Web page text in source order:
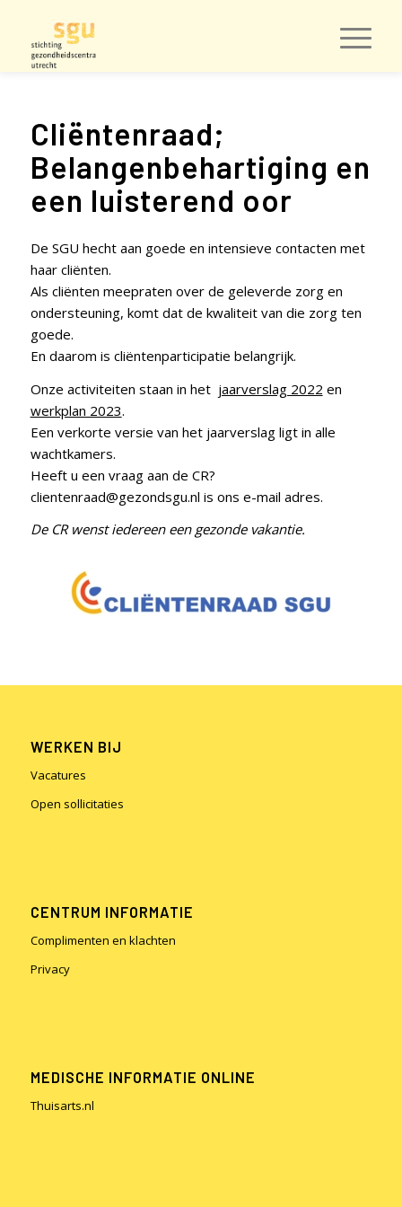
Cliëntenraad;
Belangenbehartiging en
een luisterend oor
De SGU hecht aan goede en intensieve contacten met
haar cliënten.
Als cliënten meepraten over de geleverde zorg en
ondersteuning, komt dat de kwaliteit van die zorg ten
goede.
En daarom is cliëntenparticipatie belangrijk.
Onze activiteiten staan in het jaarverslag 2022 en
werkplan 2023.
Een verkorte versie van het jaarverslag ligt in alle
wachtkamers.
Heeft u een vraag aan de CR?
clientenraad@gezondsgu.nl is ons e-mail adres.
De CR wenst iedereen een gezonde vakantie.
WERKEN BIJ
Vacatures
Open sollicitaties
CENTRUM INFORMATIE
Complimenten en klachten
Privacy
MEDISCHE INFORMATIE ONLINE
Thuisarts.nl